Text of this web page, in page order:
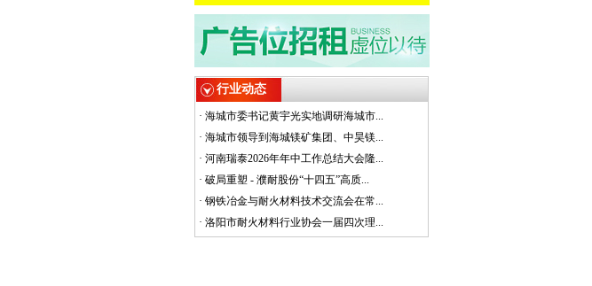
行业动态
· 海城市委书记黄宇光实地调研海城市...
· 海城市领导到海城镁矿集团、中昊镁...
· 河南瑞泰2026年年中工作总结大会隆...
· 破局重塑 - 濮耐股份“十四五”高质...
· 钢铁冶金与耐火材料技术交流会在常...
· 洛阳市耐火材料行业协会一届四次理...